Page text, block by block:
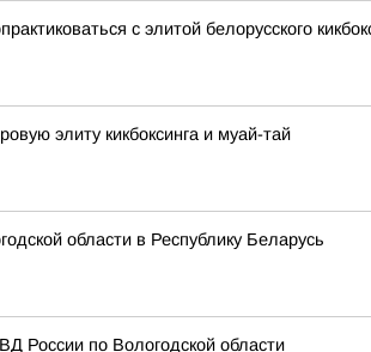
с элитой белорусского
элиту кикбоксинга и муай-тай
области в Республику Беларусь
России по Вологодской области